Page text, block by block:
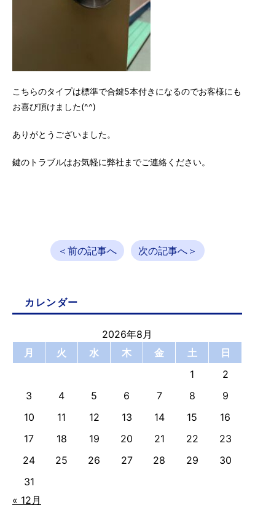
こちらのタイプは標準で合鍵5本付きになるのでお客様にも
お喜び頂けました(^^)
ありがとうございました。
鍵のトラブルはお気軽に弊社までご連絡ください。
＜前の記事へ 次の記事へ＞
カレンダー
2026年8月
月
火 水 木 金 土
日
1
2
3
4 5 6 7 8
9
10
11 12 13 14 15
16
17
18 19 20 21 22
23
24
25 26 27 28 29
30
31
« 12月